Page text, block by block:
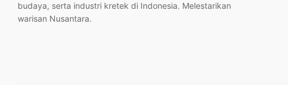
budaya, serta industri kretek di Indonesia. Melestarikan
warisan Nusantara.